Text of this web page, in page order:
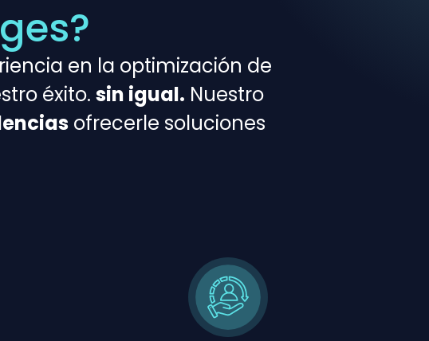
en la optimización de
éxito. sin igual. Nuestro
ofrecerle soluciones